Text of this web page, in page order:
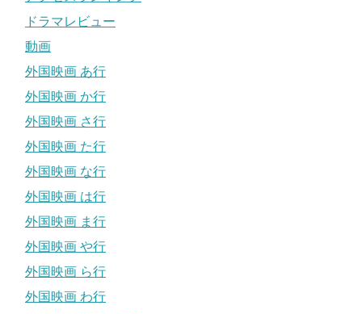
ドラマレビュー
動画
外国映画 あ行
外国映画 か行
外国映画 さ行
外国映画 た行
外国映画 な行
外国映画 は行
外国映画 ま行
外国映画 や行
外国映画 ら行
外国映画 わ行